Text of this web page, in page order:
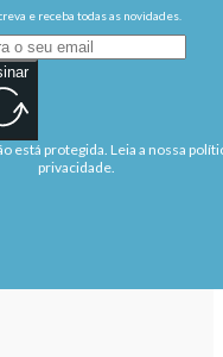
e receba todas as novidades.
está protegida. Leia a nossa
privacidade.